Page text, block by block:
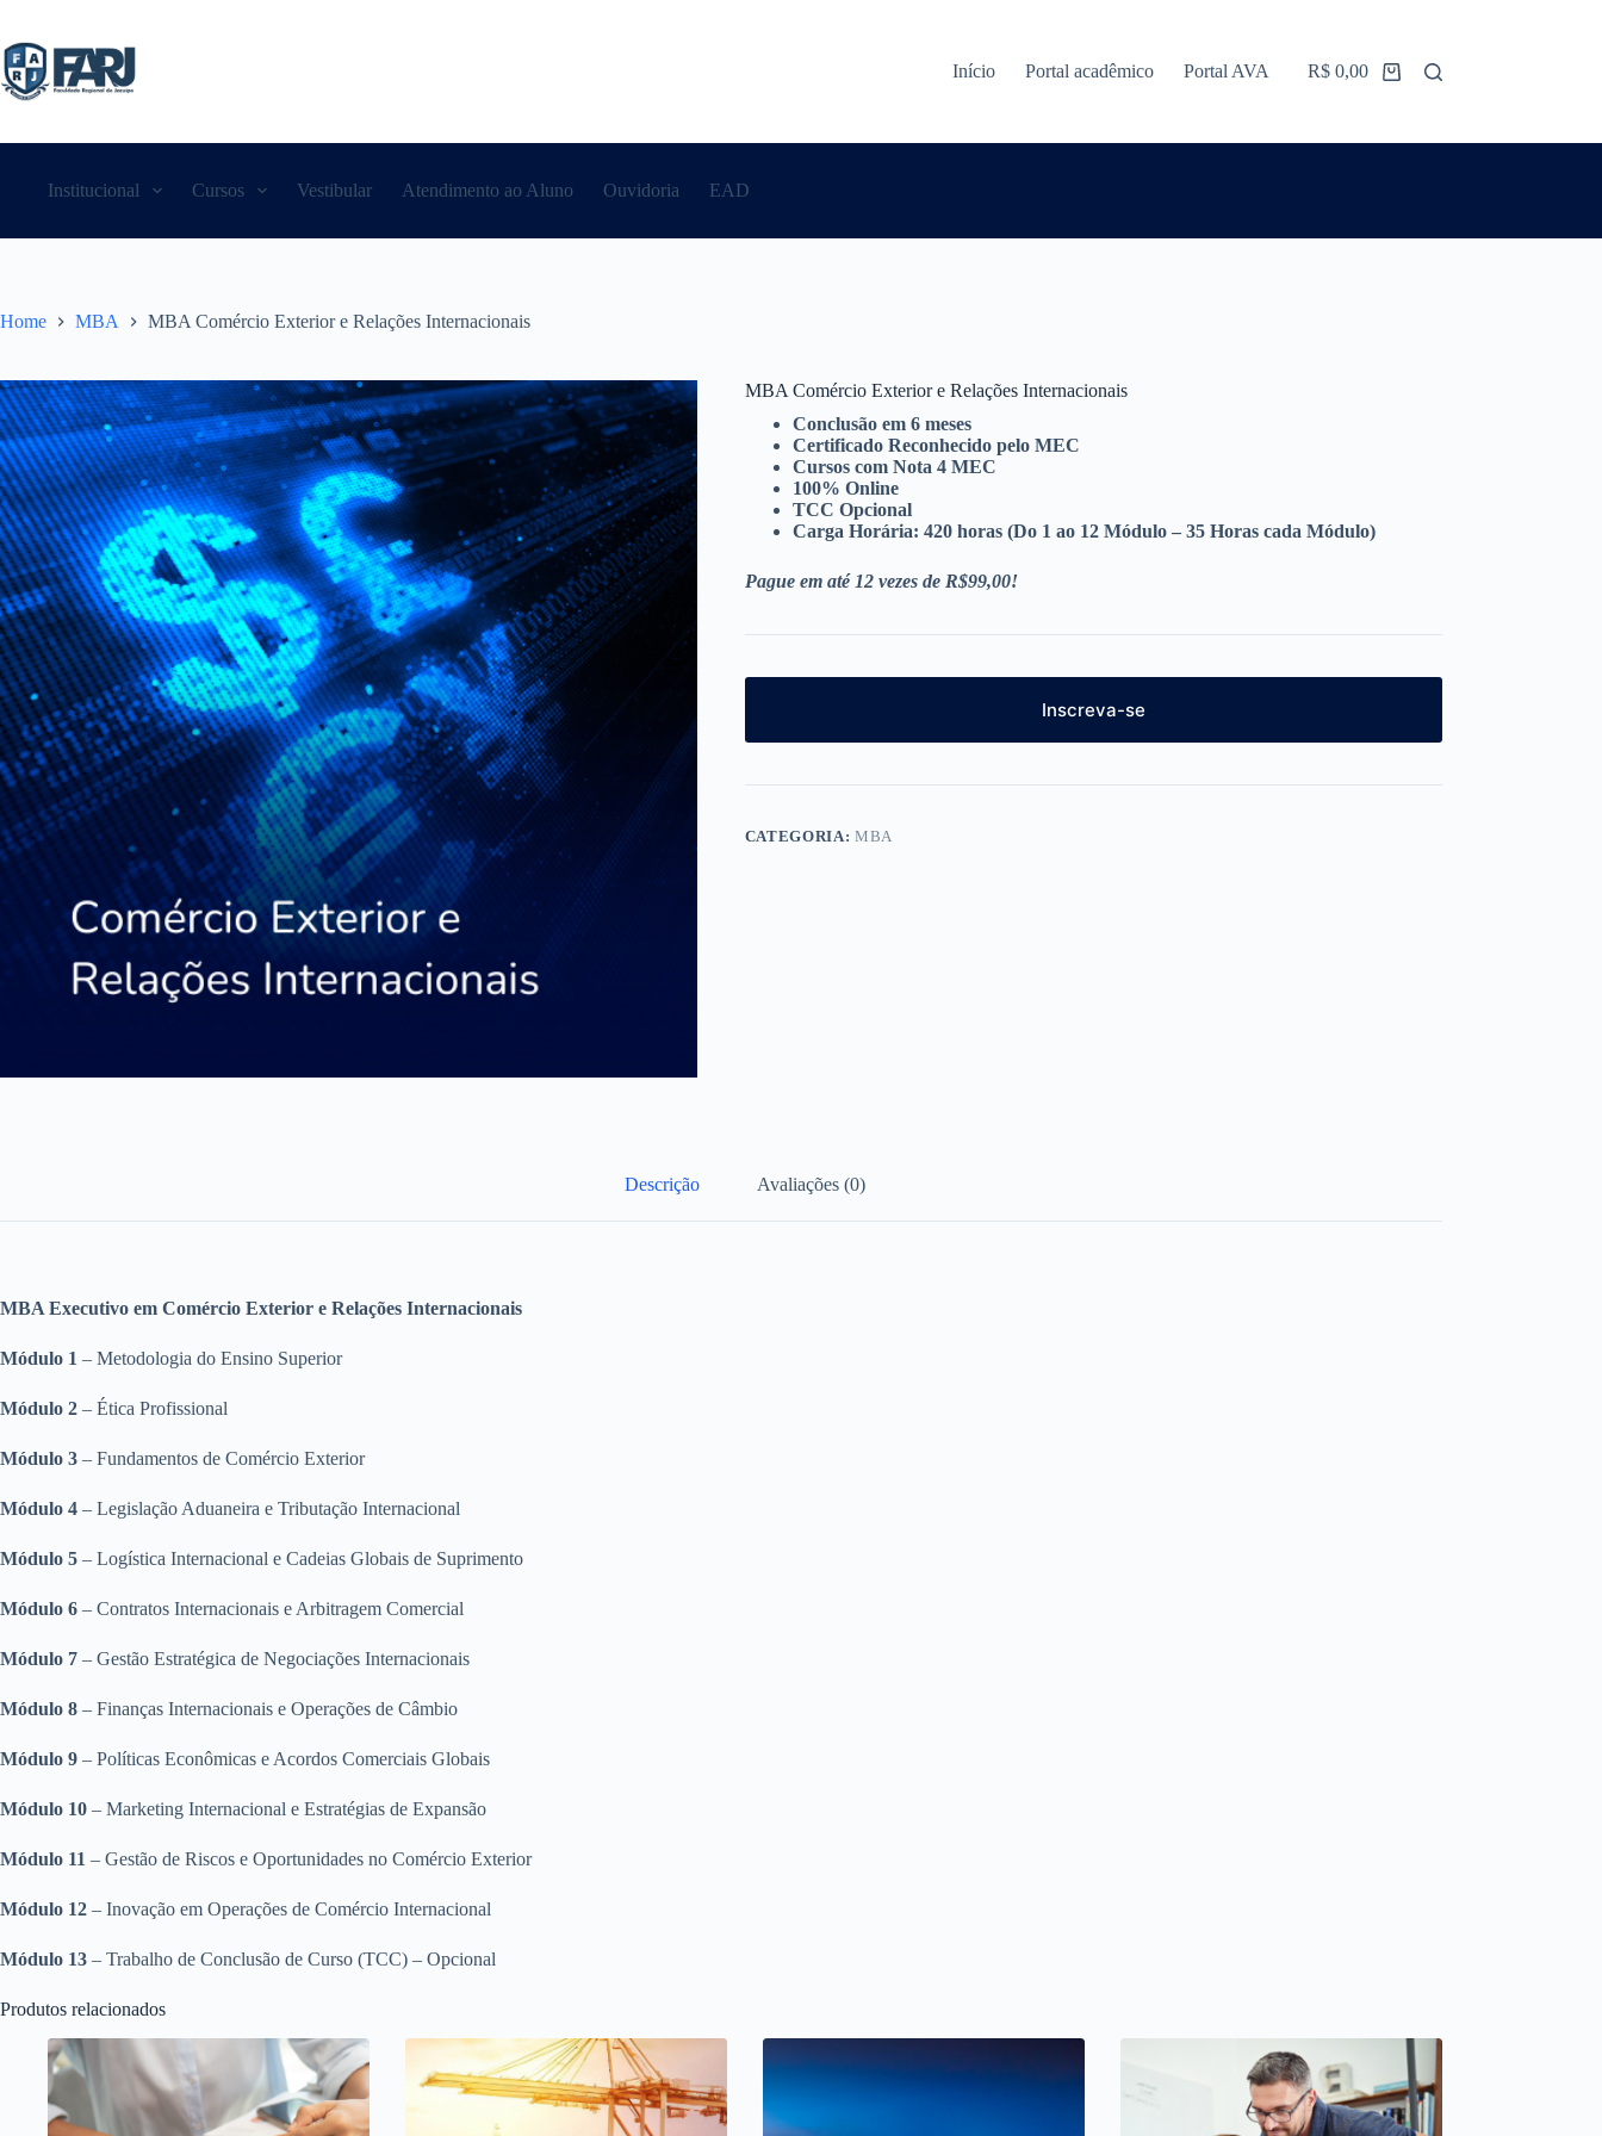
Início Portal acadêmico Portal AVA R$ 0,00
Institucional Cursos Vestibular Atendimento ao Aluno Ouvidoria EAD
Home MBA MBA Comércio Exterior e Relações Internacionais
MBA Comércio Exterior e Relações Internacionais
Conclusão em 6 meses
Certificado Reconhecido pelo MEC
Cursos com Nota 4 MEC
100% Online
TCC Opcional
Carga Horária: 420 horas (Do 1 ao 12 Módulo – 35 Horas cada Módulo)
Pague em até 12 vezes de R$99,00!
Inscreva-se
CATEGORIA: MBA
Descrição Avaliações (0)
MBA Executivo em Comércio Exterior e Relações Internacionais
Módulo 1 – Metodologia do Ensino Superior
Módulo 2 – Ética Profissional
Módulo 3 – Fundamentos de Comércio Exterior
Módulo 4 – Legislação Aduaneira e Tributação Internacional
Módulo 5 – Logística Internacional e Cadeias Globais de Suprimento
Módulo 6 – Contratos Internacionais e Arbitragem Comercial
Módulo 7 – Gestão Estratégica de Negociações Internacionais
Módulo 8 – Finanças Internacionais e Operações de Câmbio
Módulo 9 – Políticas Econômicas e Acordos Comerciais Globais
Módulo 10 – Marketing Internacional e Estratégias de Expansão
Módulo 11 – Gestão de Riscos e Oportunidades no Comércio Exterior
Módulo 12 – Inovação em Operações de Comércio Internacional
Módulo 13 – Trabalho de Conclusão de Curso (TCC) – Opcional
Produtos relacionados